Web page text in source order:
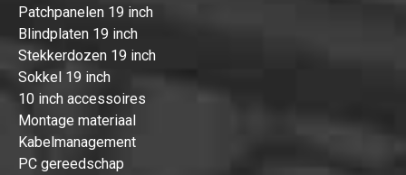
Patchpanelen 19 inch
Blindplaten 19 inch
Stekkerdozen 19 inch
Sokkel 19 inch
10 inch accessoires
Montage materiaal
Kabelmanagement
PC gereedschap